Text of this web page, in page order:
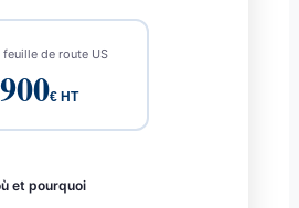
feuille de route US
900€ HT
et pourquoi